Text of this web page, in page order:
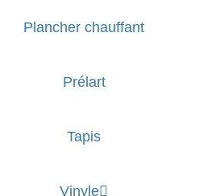
Plancher chauffant
Prélart
Tapis
Vinyle